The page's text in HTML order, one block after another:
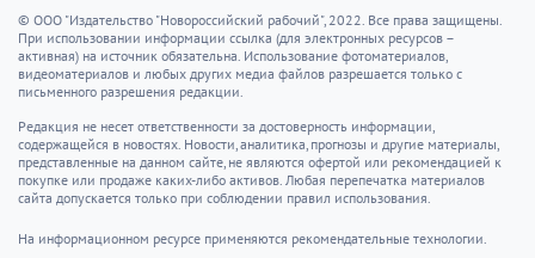
© ООО "Издательство "Новороссийский рабочий", 2022. Все права защищены.
При использовании информации ссылка (для электронных ресурсов –
активная) на источник обязательна. Использование фотоматериалов,
видеоматериалов и любых других медиа файлов разрешается только с
письменного разрешения редакции.
Редакция не несет ответственности за достоверность информации,
содержащейся в новостях. Новости, аналитика, прогнозы и другие материалы,
представленные на данном сайте, не являются офертой или рекомендацией к
покупке или продаже каких-либо активов. Любая перепечатка материалов
сайта допускается только при соблюдении правил использования.
На информационном ресурсе применяются рекомендательные технологии.